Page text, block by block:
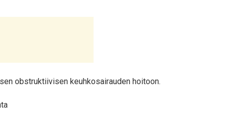
obstruktiivisen keuhkosairauden hoitoon.